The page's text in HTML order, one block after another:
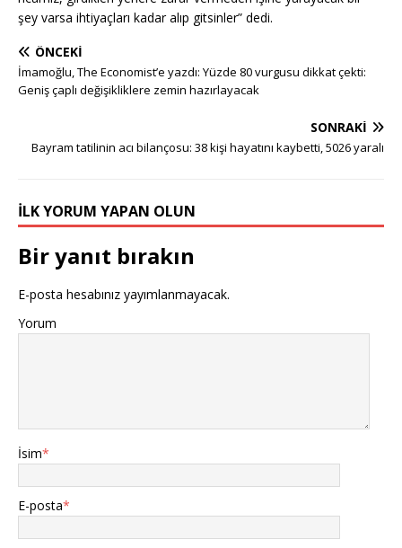
şey varsa ihtiyaçları kadar alıp gitsinler” dedi.
ÖNCEKI
İmamoğlu, The Economist’e yazdı: Yüzde 80 vurgusu dikkat çekti:
Geniş çaplı değişikliklere zemin hazırlayacak
SONRAKI
Bayram tatilinin acı bilançosu: 38 kişi hayatını kaybetti, 5026 yaralı
İLK YORUM YAPAN OLUN
Bir yanıt bırakın
E-posta hesabınız yayımlanmayacak.
Yorum
İsim*
E-posta*